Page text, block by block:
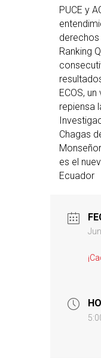
PUCE y
derechos
Ranking
ECOS,
repiensa
Chagas
es el
Ecuador